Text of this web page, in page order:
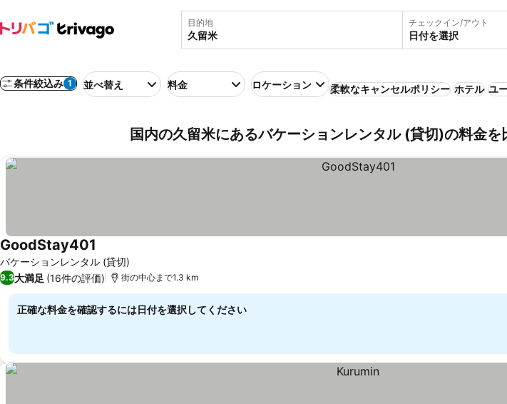
目的地 チェックイン/アウト
日付を選択
条件絞込み 1 並べ替え 料金 ロケーション 柔軟なキャンセルポリシー ホテル ユ
国内の久留米にあるバケーションレンタル (貸切)の料金を
バケーションレンタル (貸切)
GoodStay401
9.3大満足 (16件の評価) 街の中心まで1.3 km
正確な料金を確認するには日付を選択してください